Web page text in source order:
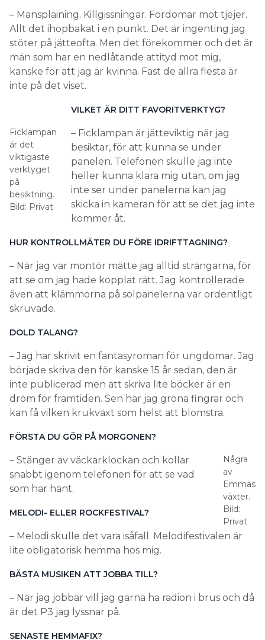
– Mansplaining. Killgissningar. Fördomar mot tjejer.
Allt det ihopbakat i en punkt. Det är ingenting jag
stöter på jätteofta. Men det förekommer och det är
män som har en nedlåtande attityd mot mig,
kanske för att jag är kvinna. Fast de allra flesta är
inte på det viset.
Ficklampan
är det
viktigaste
verktyget
på
besiktning.
Bild: Privat
VILKET ÄR DITT FAVORITVERKTYG?
– Ficklampan är jätteviktig när jag
besiktar, för att kunna se under
panelen. Telefonen skulle jag inte
heller kunna klara mig utan, om jag
inte ser under panelerna kan jag
skicka in kameran för att se det jag inte
kommer åt.
HUR KONTROLLMÄTER DU FÖRE IDRIFTTAGNING?
– När jag var montör mätte jag alltid strängarna, för
att se om jag hade kopplat rätt. Jag kontrollerade
även att klämmorna på solpanelerna var ordentligt
skruvade.
DOLD TALANG?
– Jag har skrivit en fantasyroman för ungdomar. Jag
började skriva den för kanske 15 år sedan, den är
inte publicerad men att skriva lite böcker är en
dröm för framtiden. Sen har jag gröna fingrar och
kan få vilken krukväxt som helst att blomstra.
Några
av
Emmas
växter.
Bild:
Privat
FÖRSTA DU GÖR PÅ MORGONEN?
– Stänger av väckarklockan och kollar
snabbt igenom telefonen för att se vad
som har hänt.
MELODI- ELLER ROCKFESTIVAL?
– Melodi skulle det vara isåfall. Melodifestivalen är
lite obligatorisk hemma hos mig.
BÄSTA MUSIKEN ATT JOBBA TILL?
– När jag jobbar vill jag gärna ha radion i brus och då
är det P3 jag lyssnar på.
SENASTE HEMMAFIX?